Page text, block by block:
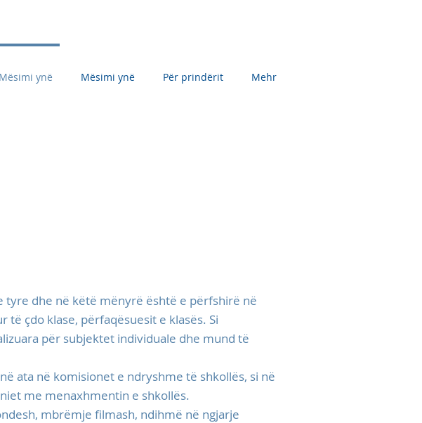
Mësimi ynë Mësimi ynë Për prindërit Mehr
dhe në këtë mënyrë është e përfshirë në
çdo klase, përfaqësuesit e klasës. Si
për subjektet individuale dhe mund të
ata në komisionet e ndryshme të shkollës, si në
me menaxhmentin e shkollës.
mbrëmje filmash, ndihmë në ngjarje